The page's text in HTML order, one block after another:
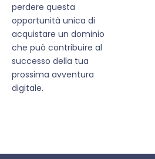
perdere questa
opportunità unica di
acquistare un dominio
che può contribuire al
successo della tua
prossima avventura
digitale.